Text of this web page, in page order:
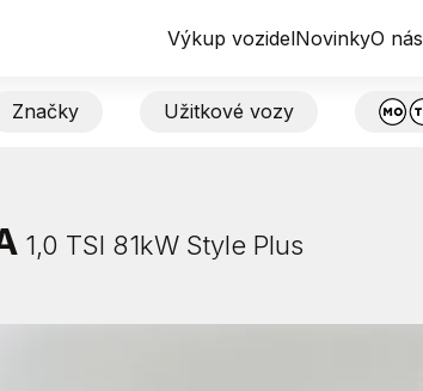
Výkup vozidelNovinkyO nás
Značky Užitkové vozy
1,0 TSI 81kW Style Plus